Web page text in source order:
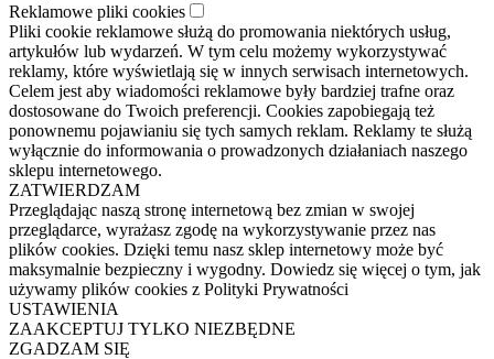
Reklamowe pliki cookies
Pliki cookie reklamowe służą do promowania niektórych usług,
artykułów lub wydarzeń. W tym celu możemy wykorzystywać
reklamy, które wyświetlają się w innych serwisach internetowych.
Celem jest aby wiadomości reklamowe były bardziej trafne oraz
dostosowane do Twoich preferencji. Cookies zapobiegają też
ponownemu pojawianiu się tych samych reklam. Reklamy te służą
wyłącznie do informowania o prowadzonych działaniach naszego
sklepu internetowego.
ZATWIERDZAM
Przeglądając naszą stronę internetową bez zmian w swojej
przeglądarce, wyrażasz zgodę na wykorzystywanie przez nas
plików cookies. Dzięki temu nasz sklep internetowy może być
maksymalnie bezpieczny i wygodny. Dowiedz się więcej o tym, jak
używamy plików cookies z Polityki Prywatności
USTAWIENIA
ZAAKCEPTUJ TYLKO NIEZBĘDNE
ZGADZAM SIĘ